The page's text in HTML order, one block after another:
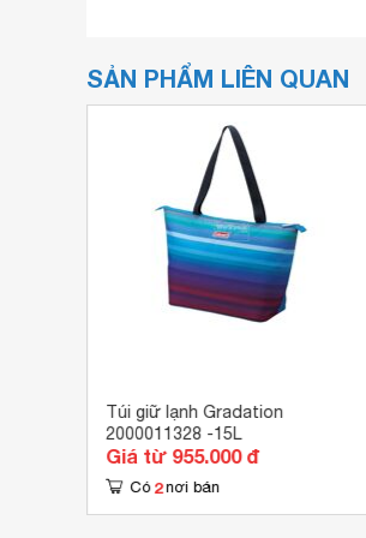
SẢN PHẨM LIÊN QUAN
Túi giữ lạnh Gradation
2000011328 -15L
Giá từ 955.000 đ
Có 2 nơi bán